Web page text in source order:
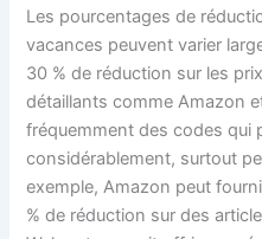
Les pourcentages de
vacances peuvent varier
30 % de réduction sur les
détaillants comme Amazon
fréquemment des codes qui
considérablement, surtout
exemple, Amazon peut
% de réduction sur des